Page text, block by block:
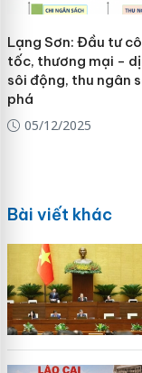
Lạng Sơn: Đầu tư
tốc, thương mại -
sôi động, thu ngân
phá
05/12/2025
Bài viết khác